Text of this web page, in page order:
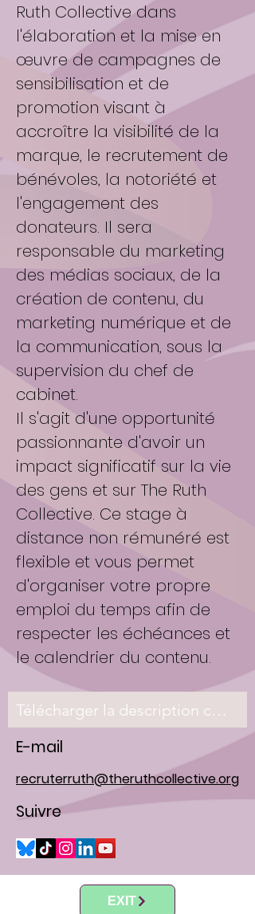
Ruth Collective dans
l'élaboration et la mise en
œuvre de campagnes de
sensibilisation et de
promotion visant à
accroître la visibilité de la
marque, le recrutement de
bénévoles, la notoriété et
l'engagement des
donateurs. Il sera
responsable du marketing
des médias sociaux, de la
création de contenu, du
marketing numérique et de
la communication, sous la
supervision du chef de
cabinet.
Il s'agit d'une opportunité
passionnante d'avoir un
impact significatif sur la vie
des gens et sur The Ruth
Collective. Ce stage à
distance non rémunéré est
flexible et vous permet
d'organiser votre propre
emploi du temps afin de
respecter les échéances et
le calendrier du contenu.
Télécharger la description complète du poste
E-mail
recruterruth@theruthcollective.org
Suivre
EXIT